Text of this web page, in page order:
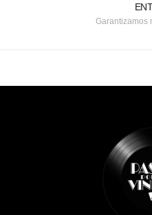
Garantizamos